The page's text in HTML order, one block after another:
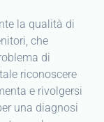
la qualità di
che
di
riconoscere
e rivolgersi
una diagnosi